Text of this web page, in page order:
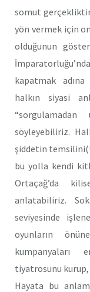
somut
yön vermek için
olduğunun
kapatmak
halkın siyasi
“sorgulamadan
söyleyebiliriz.
şiddetin
bu yolla kendi
Ortaçağ’da
anlatabiliriz.
seviyesinde
oyunların
kumpanyaları
tiyatrosunu
Hayata bu